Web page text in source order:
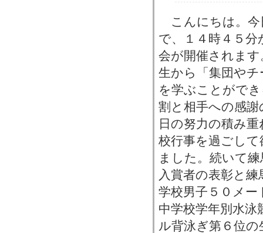
こんにちは。今
で、１４時４５
会が開催されま
生から「集団や
を学ぶことがで
割と相手への感
日の努力の積み
校行事を過ごし
ました。続いて
入賞者の表彰と
学校男子５０メー
中学校学年別水泳
ル背泳ぎ第６位